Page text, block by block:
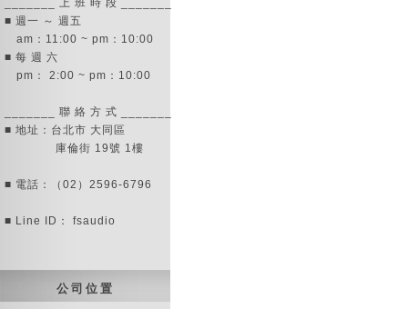
_______ 上 班 時 段 _______
■ 週一 ～ 週五
am：11:00 ~ pm：10:00
■ 每 週 六
pm： 2:00 ~ pm：10:00
_______ 聯 絡 方 式 _______
■ 地址：台北市 大同區
庫倫街 19號 1樓
■ 電話：（02）2596-6796
■ Line ID： fsaudio
公 司 位 置